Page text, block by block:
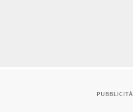
PUBBLICITÀ